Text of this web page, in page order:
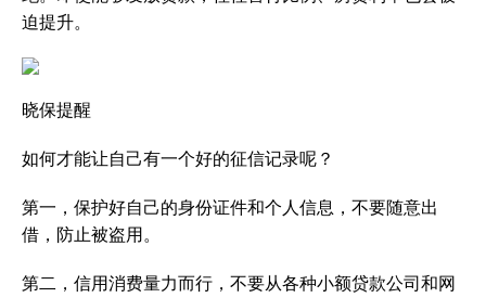
迫提升。
晓保提醒
如何才能让自己有一个好的征信记录呢？
第一，保护好自己的身份证件和个人信息，不要随意出
借，防止被盗用。
第二，信用消费量力而行，不要从各种小额贷款公司和网